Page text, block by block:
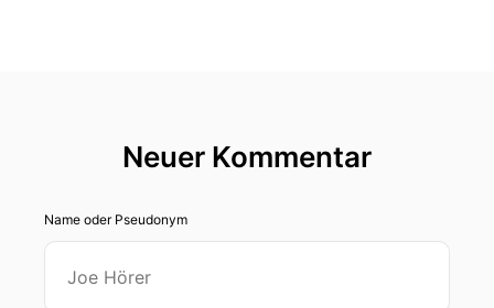
00:00:35: Entschuldigung es sind drei.
00:00:39: Also das kommt auch nicht von ganz
ungefähr.
Neuer Kommentar
Name oder Pseudonym